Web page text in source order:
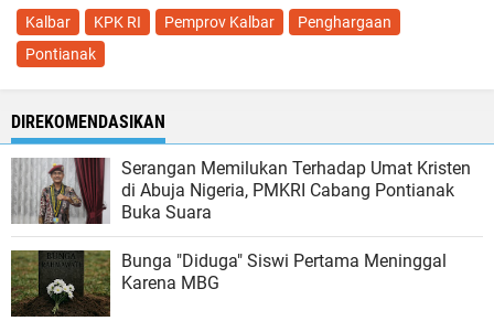
Kalbar KPK RI Pemprov Kalbar
Penghargaan
Pontianak
DIREKOMENDASIKAN
Serangan Memilukan Terhadap Umat Kristen
di Abuja Nigeria, PMKRI Cabang Pontianak
Buka Suara
Bunga "Diduga" Siswi Pertama Meninggal
Karena MBG